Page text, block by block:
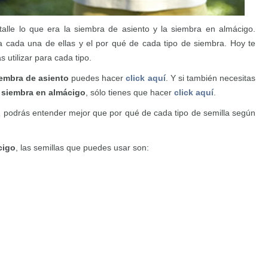
lo que era la siembra de asiento y la siembra en almácigo.
cada una de ellas y el por qué de cada tipo de siembra. Hoy te
utilizar para cada tipo.
de asiento puedes hacerclick aquí. Y si también necesitas
siembra en almácigo , sólo tienes que hacer click aquí.
entender mejor que por qué de cada tipo de semilla según
, las semillas que puedes usar son: